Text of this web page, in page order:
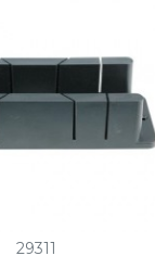
29311